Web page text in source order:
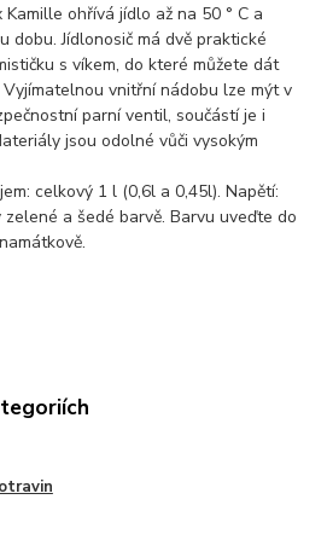
ohřívá jídlo až na 50 ° C a
dobu. Jídlonosič má dvě praktické
s víkem, do které můžete dát
Vyjímatelnou vnitřní nádobu lze mýt v
parní ventil, součástí je i
jsou odolné vůči vysokým
celkový 1 l (0,6l a 0,45l).Napětí:
a šedé barvě. Barvu uveďte do